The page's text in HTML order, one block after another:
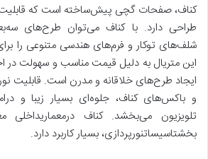
کناف، صفحات گچی پیش‌ساخته است که قابلیت
طراحی دارد. با کناف می‌توان طرح‌های
شلف‌های توکار و فرم‌های هندسی متنوعی را
این متریال به دلیل قیمت مناسب و سهولت در
ایجاد طرح‌های خلاقانه و مدرن است. قابلیت
و باکس‌های کناف، جلوه‌ای بسیار زیبا و
تلویزیون می‌بخشد. کناف
بخشتاسیساتنورپردازی، بسیار کاربرد دارد.